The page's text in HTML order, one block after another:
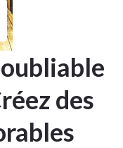
des